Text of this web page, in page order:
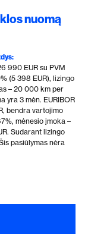
nuomą
990 EUR su PVM
(5 398 EUR), lizingo
– 20 000 km per
yra 3 mėn. EURIBOR
bendra vartojimo
mėnesio įmoka –
Sudarant lizingo
pasiūlymas nėra